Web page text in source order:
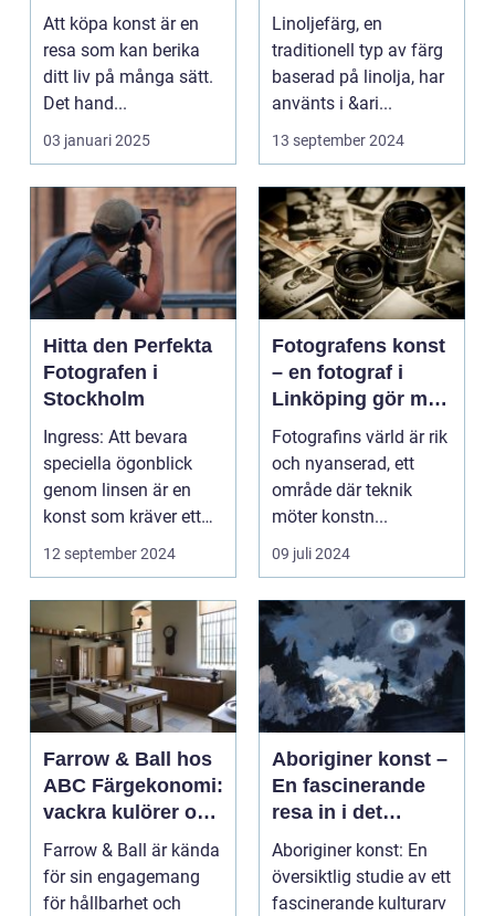
Att köpa konst är en
resa som kan berika
ditt liv på många sätt.
Det hand...
03 januari 2025
Naturlig och
Hållbar Målarfärg
Linoljefärg, en
traditionell typ av färg
baserad på linolja, har
använts i &ari...
13 september 2024
Hitta den Perfekta
Fotografen i
Stockholm
Ingress: Att bevara
speciella ögonblick
genom linsen är en
konst som kräver ett
tr&au...
12 september 2024
Fotografens konst
– en fotograf i
Linköping gör mer
än att bara trycka
på en knapp
Fotografins värld är rik
och nyanserad, ett
område där teknik
möter konstn...
09 juli 2024
Farrow & Ball hos
ABC Färgekonomi:
vackra kulörer och
miljömedvetenhet
Farrow & Ball är kända
för sin engagemang
för hållbarhet och
Aboriginer konst –
En fascinerande
resa in i det
australiska
aboriginska
kulturarvet
Aboriginer konst: En
översiktlig studie av ett
fascinerande kulturarv